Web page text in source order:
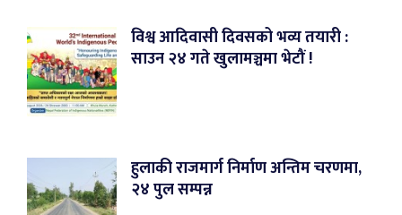
विश्व आदिवासी दिवसको भव्य तयारी :
साउन २४ गते खुलामञ्चमा भेटौं !
हुलाकी राजमार्ग निर्माण अन्तिम चरणमा,
२४ पुल सम्पन्न